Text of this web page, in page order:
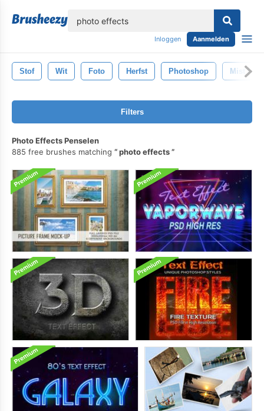
Inloggen Aanmelden
Stof Wit Foto Herfst Photoshop Mist
Filters
Photo Effects Penselen
885 free brushes matching
photo effects